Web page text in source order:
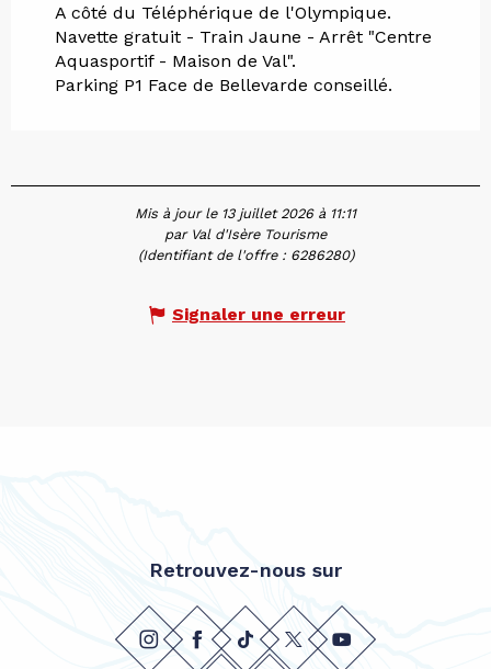
A côté du Téléphérique de l'Olympique.
Navette gratuit - Train Jaune - Arrêt "Centre
Aquasportif - Maison de Val".
Parking P1 Face de Bellevarde conseillé.
Mis à jour le 13 juillet 2026 à 11:11
par Val d'Isère Tourisme
(Identifiant de l'offre : 6286280)
Signaler une erreur
Retrouvez-nous sur